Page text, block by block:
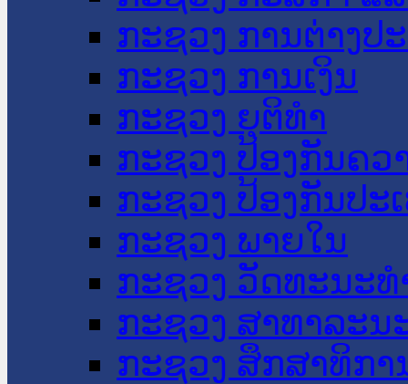
ກະຊວງ ການຕ່າງປ
ກະຊວງ ການເງິນ
ກະຊວງ ຍຸຕິທໍາ
ກະຊວງ ປ້ອງກັນຄວ
ກະຊວງ ປ້ອງກັນປະ
ກະຊວງ ພາຍໃນ
ກະຊວງ ວັດທະນະ
ກະຊວງ ສາທາລະນ
ກະຊວງ ສຶກສາທິກາ